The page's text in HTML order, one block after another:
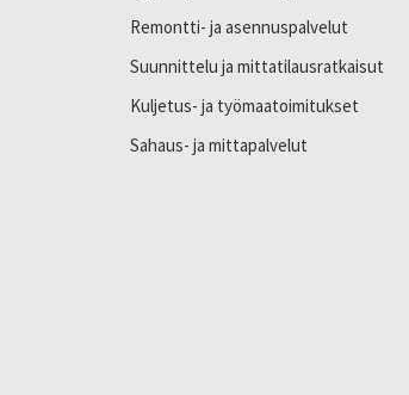
Remontti- ja asennuspalvelut
Suunnittelu ja mittatilausratkaisut
Kuljetus- ja työmaatoimitukset
Sahaus- ja mittapalvelut